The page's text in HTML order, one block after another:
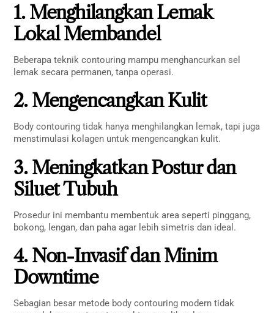
1. Menghilangkan Lemak
Lokal Membandel
Beberapa teknik contouring mampu menghancurkan sel
lemak secara permanen, tanpa operasi.
2. Mengencangkan Kulit
Body contouring tidak hanya menghilangkan lemak, tapi juga
menstimulasi kolagen untuk mengencangkan kulit.
3. Meningkatkan Postur dan
Siluet Tubuh
Prosedur ini membantu membentuk area seperti pinggang,
bokong, lengan, dan paha agar lebih simetris dan ideal.
4. Non-Invasif dan Minim
Downtime
Sebagian besar metode body contouring modern tidak